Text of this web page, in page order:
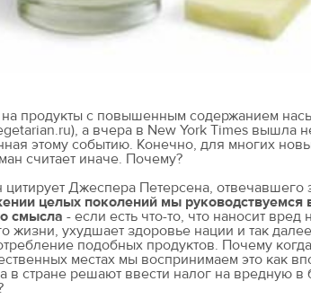
продукты с повышенным содержанием
а вчера в New York Times вышла
этому событию. Конечно, для многих
считает иначе. Почему?
цитирует Джеспера Петерсена, отвечавшего
целых поколений мы руководствуемся
смысла - если есть что-то, что наносит
жизни, ухудшает здоровье нации и так
подобных продуктов. Почему
местах мы воспринимаем это как
в стране решают ввести налог на вредную